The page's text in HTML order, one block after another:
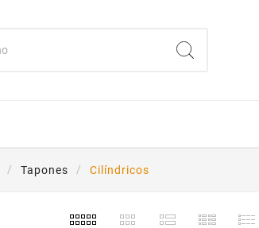
Tapones Cilíndricos